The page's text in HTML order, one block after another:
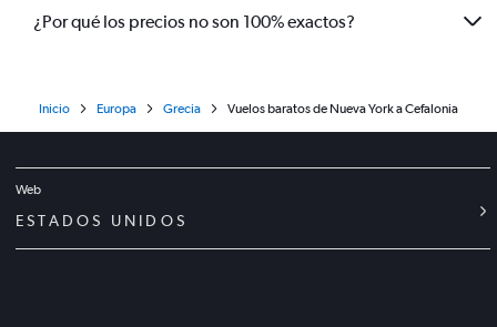
¿Por qué los precios no son 100% exactos?
Inicio Europa Grecia Vuelos baratos de Nueva York a Cefalonia
Web
ESTADOS UNIDOS